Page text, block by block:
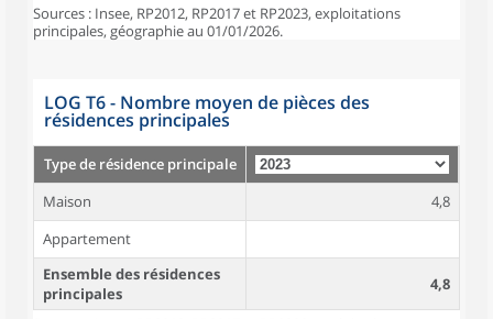
Sources : Insee, RP2012, RP2017 et RP2023, exploitations
principales, géographie au 01/01/2026.
LOG T6 - Nombre moyen de pièces des
résidences principales
Type de résidence principale
Maison
4,8
Appartement
Ensemble des résidences
principales
4,8